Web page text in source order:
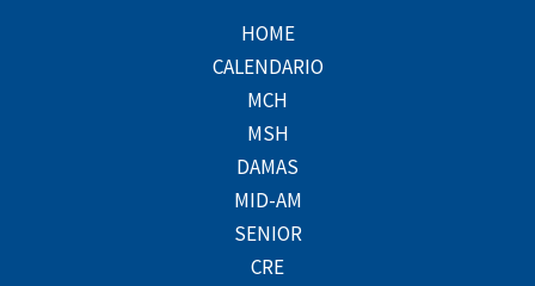
HOME
CALENDARIO
MCH
MSH
DAMAS
MID-AM
SENIOR
CRE